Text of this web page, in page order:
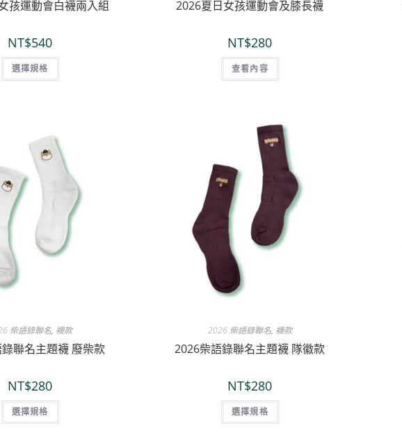
孩運動會白襪兩入組
NT$540
選擇規格
2026夏日女孩運動會及膝長襪
NT$280
查看內容
柴語錄聯名, 襪款
聯名主題襪 廢柴款
NT$280
選擇規格
2026 柴語錄聯名, 襪款
2026柴語錄聯名主題襪 隊徽款
NT$280
選擇規格